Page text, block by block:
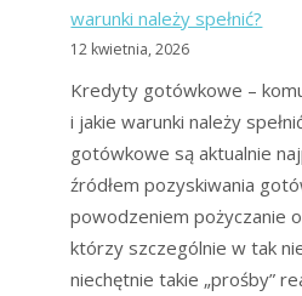
warunki należy spełnić?
12 kwietnia, 2026
Kredyty gotówkowe –
i jakie warunki należy
gotówkowe są aktualnie
źródłem pozyskiwania
powodzeniem pożyczanie
którzy szczególnie w tak
niechętnie takie „prośby”